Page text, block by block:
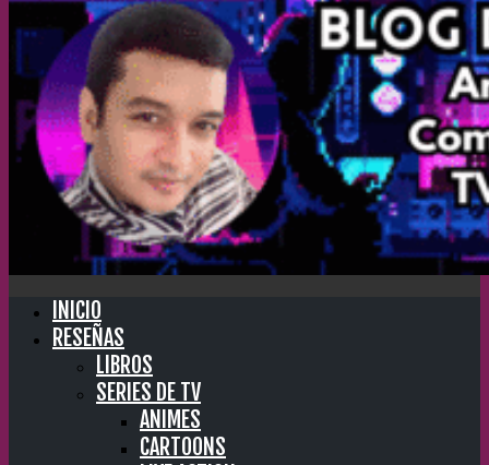
INICIO
RESEÑAS
LIBROS
SERIES DE TV
ANIMES
CARTOONS